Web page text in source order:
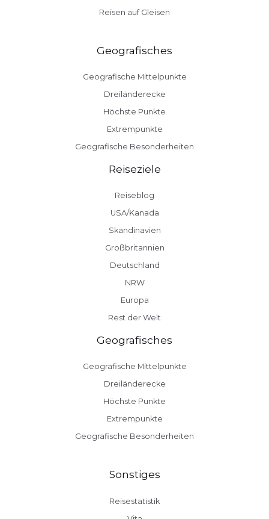
Reisen auf Gleisen
Geografisches
Geografische Mittelpunkte
Dreiländerecke
Höchste Punkte
Extrempunkte
Geografische Besonderheiten
Reiseziele
Reiseblog
USA/Kanada
Skandinavien
Großbritannien
Deutschland
NRW
Europa
Rest der Welt
Geografisches
Geografische Mittelpunkte
Dreiländerecke
Höchste Punkte
Extrempunkte
Geografische Besonderheiten
Sonstiges
Reisestatistik